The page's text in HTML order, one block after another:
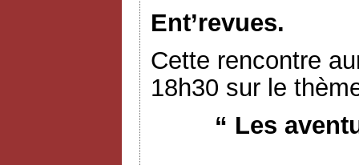
Ent’revues.
Cette rencontre
18h30 sur le
“ Les